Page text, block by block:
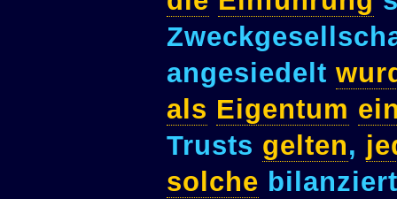
angesiedelt
als Eigentum
Trusts gelten,
solche